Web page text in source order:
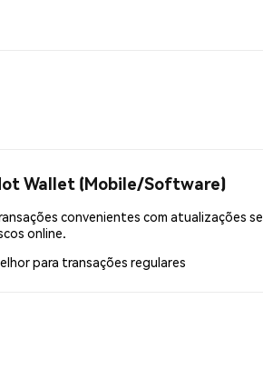
Wallet (Mobile/Software)
convenientes com atualizações
online.
para transações regulares